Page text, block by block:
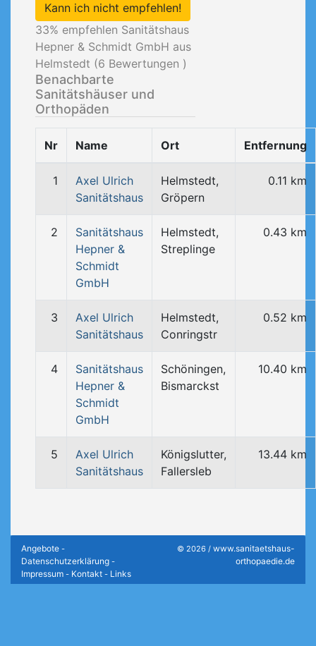
Kann ich nicht empfehlen!
33% empfehlen Sanitätshaus
Hepner & Schmidt GmbH aus
Helmstedt (6 Bewertungen )
Benachbarte
Sanitätshäuser und
Orthopäden
Nr Name Ort Entfernung
1
Axel Ulrich
Sanitätshaus
Helmstedt,
Gröpern
0.11 km
2
Sanitätshaus
Hepner &
Schmidt
GmbH
Helmstedt,
Streplinge
0.43 km
3
Axel Ulrich
Sanitätshaus
Helmstedt,
Conringstr
0.52 km
4
Sanitätshaus
Hepner &
Schmidt
GmbH
Schöningen,
Bismarckst
10.40 km
5
Axel Ulrich
Sanitätshaus
Königslutter,
Fallersleb
13.44 km
Angebote -
Datenschutzerklärung -
Impressum - Kontakt - Links
© 2026 / www.sanitaetshaus-
orthopaedie.de